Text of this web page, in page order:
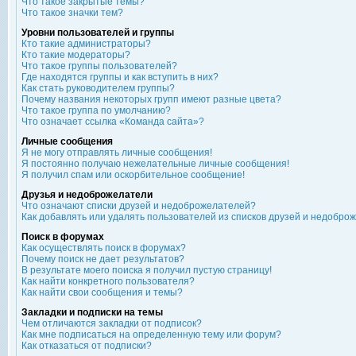
Что такое значки тем?
Уровни пользователей и группы
Кто такие администраторы?
Кто такие модераторы?
Что такое группы пользователей?
Где находятся группы и как вступить в них?
Как стать руководителем группы?
Почему названия некоторых групп имеют разные цвета?
Что такое группа по умолчанию?
Что означает ссылка «Команда сайта»?
Личные сообщения
Я не могу отправлять личные сообщения!
Я постоянно получаю нежелательные личные сообщения!
Я получил спам или оскорбительное сообщение!
Друзья и недоброжелатели
Что означают списки друзей и недоброжелателей?
Как добавлять или удалять пользователей из списков друзей и
Поиск в форумах
Как осуществлять поиск в форумах?
Почему поиск не дает результатов?
В результате моего поиска я получил пустую страницу!
Как найти конкретного пользователя?
Как найти свои сообщения и темы?
Закладки и подписки на темы
Чем отличаются закладки от подписок?
Как мне подписаться на определенную тему или форум?
Как отказаться от подписки?